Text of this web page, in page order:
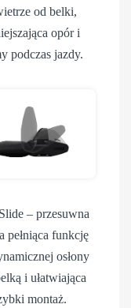
od belki,
opór i
podczas jazdy.
– przesuwna
pełniąca funkcję
osłony
i ułatwiająca
montaż.